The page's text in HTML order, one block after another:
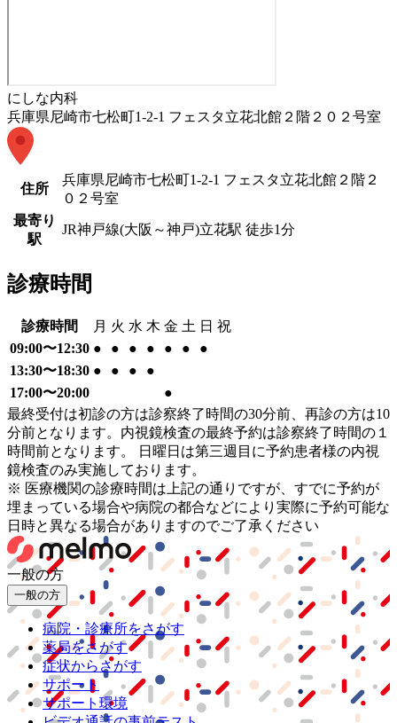
にしな内科
兵庫県尼崎市七松町1-2-1 フェスタ立花北館２階２０２号室
住所
兵庫県尼崎市七松町1-2-1 フェスタ立花北館２階２
０２号室
最寄り
駅
JR神戸線(大阪～神戸)立花駅 徒歩1分
診療時間
診療時間 月 火 水 木 金 土 日 祝
09:00〜12:30 ● ● ● ● ● ●
●
13:30〜18:30 ● ● ●
●
17:00〜20:00
●
最終受付は初診の方は診察終了時間の30分前、再診の方は10
分前となります。内視鏡検査の最終予約は診察終了時間の１
時間前となります。 日曜日は第三週目に予約患者様の内視
鏡検査のみ実施しております。
※ 医療機関の診療時間は上記の通りですが、すでに予約が
埋まっている場合や病院の都合などにより実際に予約可能な
日時と異なる場合がありますのでご了承ください
一般の方
一般の方
病院・診療所をさがす
薬局をさがす
症状からさがす
サポート
サポート環境